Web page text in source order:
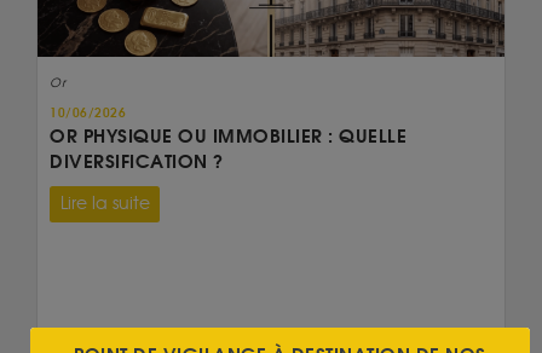
Or
10/06/2026
OR PHYSIQUE OU IMMOBILIER : QUELLE
DIVERSIFICATION ?
Lire la suite